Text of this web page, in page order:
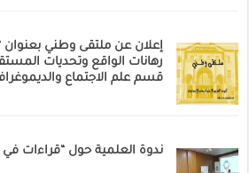
إعلان عن ملتقى وطني بعنوان ‘
رهانات الواقع وتحديات
قسم علم الاجتماع
ندوة العلمية حول “قراءات في